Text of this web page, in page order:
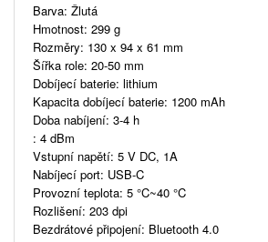
Barva: Žlutá
Hmotnost: 299 g
Rozměry: 130 x 94 x 61 mm
Šířka role: 20-50 mm
Dobíjecí baterie: lithium
Kapacita dobíjecí baterie: 1200 mAh
Doba nabíjení: 3-4 h
: 4 dBm
Vstupní napětí: 5 V DC, 1A
Nabíjecí port: USB-C
Provozní teplota: 5 °C~40 °C
Rozlišení: 203 dpi
Bezdrátové připojení: Bluetooth 4.0